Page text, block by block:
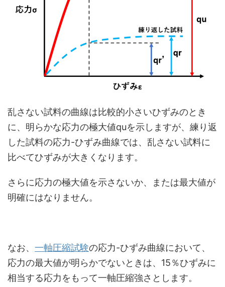
乱さない試料の曲線は比較的小さいひずみのとき
に、明らかな応力の極大値quを示しますが、練り返
した試料の応力-ひずみ曲線では、乱さない試料に
比べてひずみが大きくなります。
さらに応力の極大値を示さないか、または最大値が
明確にはなりません。
なお、 一軸圧縮試験の応力-ひずみ曲線において、
応力の最大値が明らかでないときは、15％ひずみに
相当する応力をもって一軸圧縮強さとします。